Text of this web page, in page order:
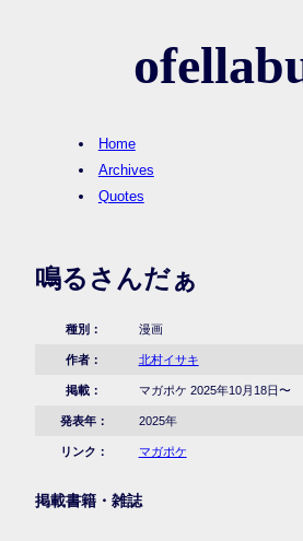
Home
Archives
Quotes
鳴るさんだぁ
種別： 漫画
作者： 北村イサキ
掲載： マガポケ 2025年10月18日〜
発表年： 2025年
リンク： マガポケ
掲載書籍・雑誌